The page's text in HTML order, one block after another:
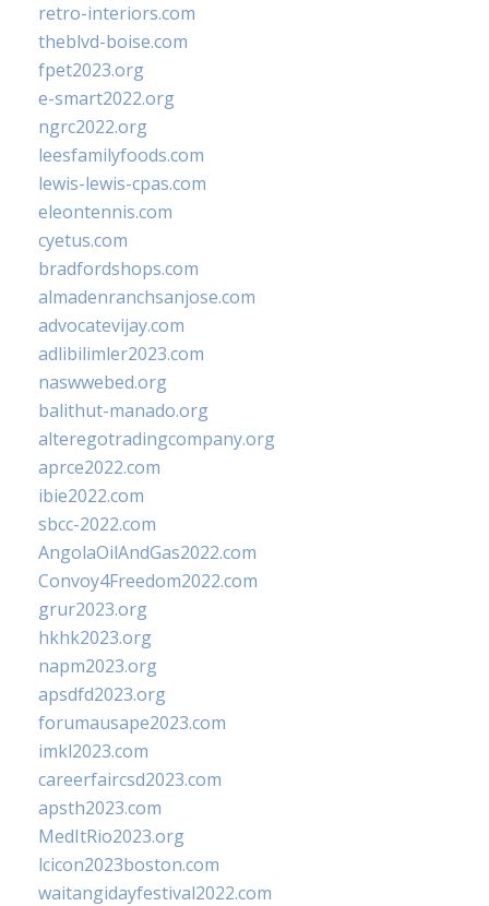
retro-interiors.com
theblvd-boise.com
fpet2023.org
e-smart2022.org
ngrc2022.org
leesfamilyfoods.com
lewis-lewis-cpas.com
eleontennis.com
cyetus.com
bradfordshops.com
almadenranchsanjose.com
advocatevijay.com
adlibilimler2023.com
naswwebed.org
balithut-manado.org
alteregotradingcompany.org
aprce2022.com
ibie2022.com
sbcc-2022.com
AngolaOilAndGas2022.com
Convoy4Freedom2022.com
grur2023.org
hkhk2023.org
napm2023.org
apsdfd2023.org
forumausape2023.com
imkl2023.com
careerfaircsd2023.com
apsth2023.com
MedItRio2023.org
lcicon2023boston.com
waitangidayfestival2022.com